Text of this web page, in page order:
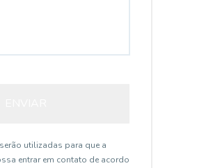
utilizadas para que a
entrar em contato de acordo